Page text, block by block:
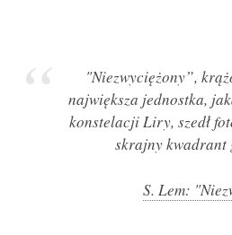
"Niezwyciężony”,
największa jednostka,
konstelacji Liry, szedł
skrajny kwadrant
S. Lem: